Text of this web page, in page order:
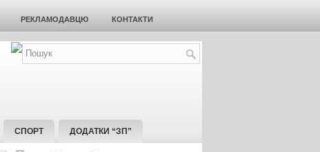
РЕКЛАМОДАВЦЮ КОНТАКТИ
СПОРТ ДОДАТКИ “ЗП”